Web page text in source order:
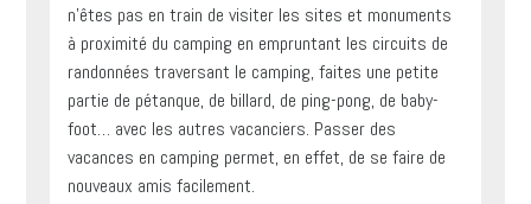
n’êtes pas en train de visiter les sites et monuments
à proximité du camping en empruntant les circuits de
randonnées traversant le camping, faites une petite
partie de pétanque, de billard, de ping-pong, de baby-
foot… avec les autres vacanciers. Passer des
vacances en camping permet, en effet, de se faire de
nouveaux amis facilement.